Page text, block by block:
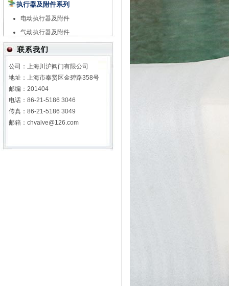
执行器及附件系列
电动执行器及附件
气动执行器及附件
公司：上海川沪阀门有限公司
地址：上海市奉贤区金碧路358号
邮编：201404
电话：86-21-5186 3046
传真：86-21-5186 3049
邮箱：chvalve@126.com